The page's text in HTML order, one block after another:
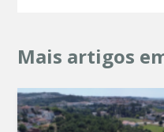
Mais artigos